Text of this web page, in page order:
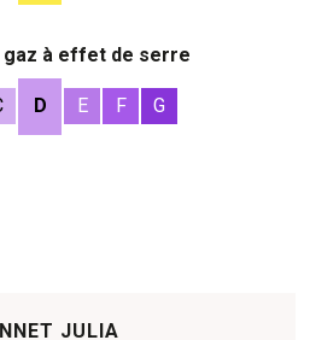
gaz à effet de serre
D E F G
JULIA